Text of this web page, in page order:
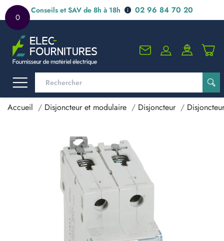
0
Conseils et SAV de 8h à 18h 02 96 84 70 20
Accueil Disjoncteur et modulaire Disjoncteur